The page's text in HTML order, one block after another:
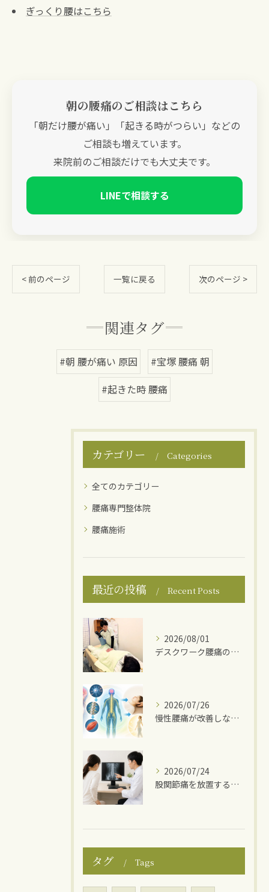
ぎっくり腰はこちら
朝の腰痛のご相談はこちら
「朝だけ腰が痛い」「起きる時がつらい」などの
ご相談も増えています。
来院前のご相談だけでも大丈夫です。
LINEで相談する
< 前のページ 一覧に戻る 次のページ >
関連タグ
#朝 腰が痛い 原因
#宝塚 腰痛 朝
#起きた時 腰痛
カテゴリー Categories
全てのカテゴリー
腰痛専門整体院
腰痛施術
最近の投稿 Recent Posts
2026/08/01
デスクワーク腰痛の原因
2026/07/26
慢性腰痛が改善しない理由
2026/07/24
股関節痛を放置するとどうなる？
タグ Tags